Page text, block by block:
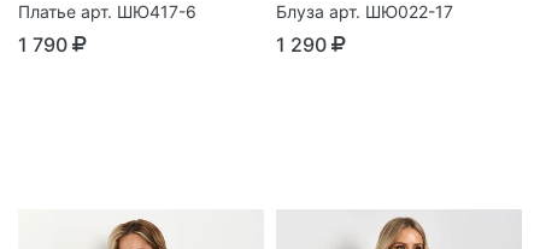
Платье арт. ШЮ417-6
1 790
Блуза арт. ШЮ022-17
1 290